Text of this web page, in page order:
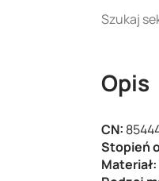
Opis
CN:
Stopień
Materiał: